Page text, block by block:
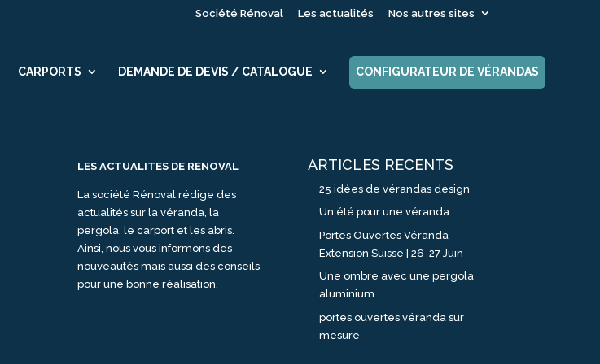
Société Rénoval Les actualités Nos autres sites
CARPORTS DEMANDE DE DEVIS / CATALOGUE CONFIGURATEUR DE VÉRANDAS
LES ACTUALITES DE RENOVAL
La société Rénoval rédige des
actualités sur la véranda, la
pergola, le carport et les abris.
Ainsi, nous vous informons des
nouveautés mais aussi des conseils
pour une bonne réalisation.
ARTICLES RECENTS
25 idées de vérandas design
Un été pour une véranda
Portes Ouvertes Véranda
Extension Suisse | 26-27 Juin
Une ombre avec une pergola
aluminium
portes ouvertes véranda sur
mesure